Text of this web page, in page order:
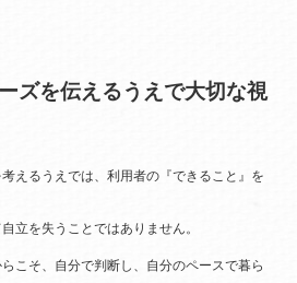
ズを伝えるうえで大切な視
えるうえでは、利用者の『できること』を
立を失うことではありません。
こそ、自分で判断し、自分のペースで暮ら